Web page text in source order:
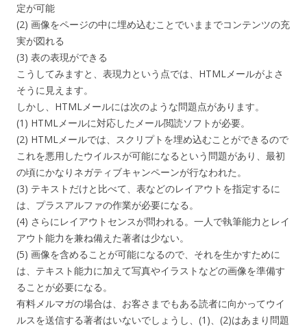
定が可能
(2) 画像をページの中に埋め込むことでいままでコンテンツの充
実が図れる
(3) 表の表現ができる
こうしてみますと、表現力という点では、HTMLメールがよさ
そうに見えます。
しかし、HTMLメールには次のような問題点があります。
(1) HTMLメールに対応したメール閲読ソフトが必要。
(2) HTMLメールでは、スクリプトを埋め込むことができるので
これを悪用したウイルスが可能になるという問題があり、最初
の頃にかなりネガティブキャンペーンが行なわれた。
(3) テキストだけと比べて、表などのレイアウトを指定するに
は、プラスアルファの作業が必要になる。
(4) さらにレイアウトセンスが問われる。一人で執筆能力とレイ
アウト能力を兼ね備えた著者は少ない。
(5) 画像を含めることが可能になるので、それを生かすために
は、テキスト能力に加えて写真やイラストなどの画像を準備す
ることが必要になる。
有料メルマガの場合は、お客さまでもある読者に向かってウイ
ルスを送信する著者はいないでしょうし、(1)、(2)はあまり問題